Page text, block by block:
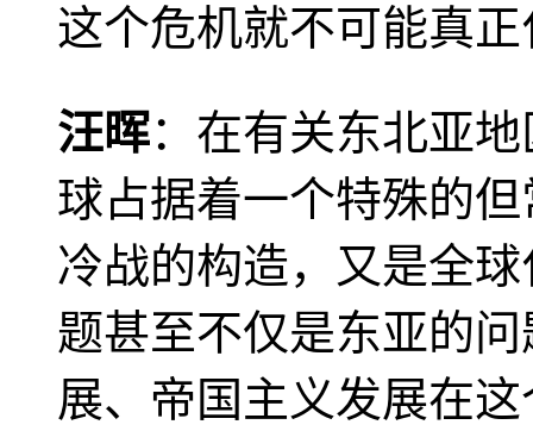
这个危机就不可能真
汪晖：在有关东北亚
球占据着一个特殊的
冷战的构造，又是全
题甚至不仅是东亚的
展、帝国主义发展在